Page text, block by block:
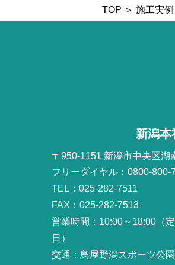
TOP ＞ 施工実例
新潟本
〒950-1151 新潟市中央区湖
フリーダイヤル：0800-800-
TEL：025-282-7511
FAX：025-282-7513
営業時間：10:00～18:00（
日）
交通：鳥屋野潟スポーツ公